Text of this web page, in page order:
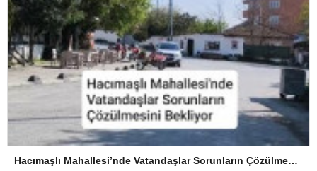
Hacımaşlı Mahallesi’nde Vatandaşlar Sorunların Çözülmesini Bekliyor